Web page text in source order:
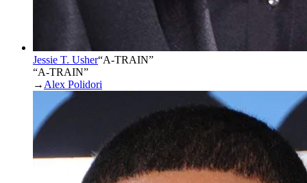
Jessie T. Usher“A-TRAIN”
“A-TRAIN”
→ Alex Polidori